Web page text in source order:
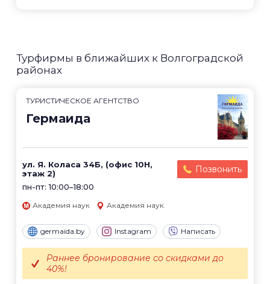
Турфирмы в ближайших к Волгоградской
районах
ТУРИСТИЧЕСКОЕ АГЕНТСТВО
Гермаида
ул. Я. Коласа 34Б, (офис 10Н,
этаж 2)
пн-пт: 10:00–18:00
Позвонить
Академия наук Академия наук
germaida.by Instagram Написать
Раннее бронирование со скидками до
40%!